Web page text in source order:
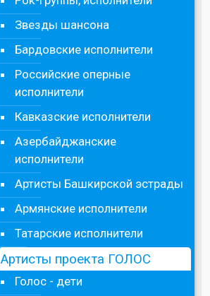
Звезды шансона
Бардовские исполнители
Российские оперные
исполнители
Кавказские исполнители
Азербайджанские
исполнители
Артисты Башкирской эстрады
Армянские исполнители
Татарские исполнители
Артисты проекта ГОЛОС
Голос - дети